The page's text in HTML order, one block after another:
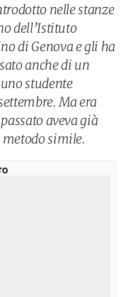
nelle stanze
dell’Istituto
di Genova e gli ha
anche di un
studente
Ma era
aveva già
simile.